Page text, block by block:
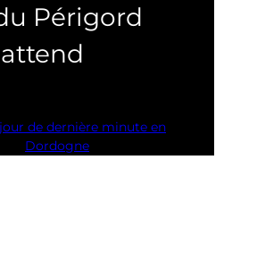
Périgord
de dernière minute en
Dordogne